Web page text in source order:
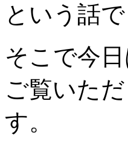
という話で
そこで今
ご覧いた
す。